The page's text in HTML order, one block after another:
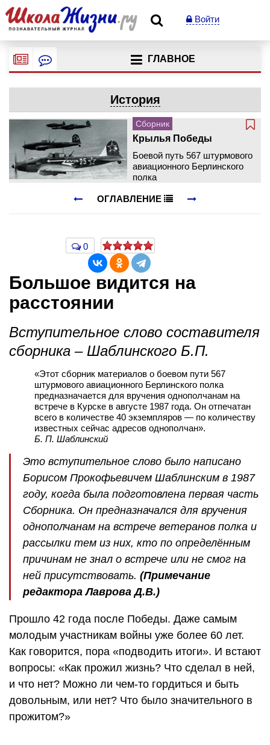
Войти
ГЛАВНОЕ
История
Сборник
Крылья Победы
Боевой путь 567 штурмового
авиационного Берлинского
полка
ОГЛАВЛЕНИЕ
0
Большое видится на
расстоянии
Вступительное слово составителя
сборника – Шаблинского Б.П.
«Этот сборник материалов о боевом пути 567
штурмового авиационного Берлинского полка
предназначается для вручения однополчанам на
встрече в Курске в августе 1987 года. Он отпечатан
всего в количестве 40 экземпляров — по количеству
известных сейчас адресов однополчан».
Б. П. Шаблинский
Это вступительное слово было написано
Борисом Прокофьевичем Шаблинским в 1987
году, когда была подготовлена первая часть
Сборника. Он предназначался для вручения
однополчанам на встрече ветеранов полка и
рассылки тем из них, кто по определённым
причинам не знал о встрече или не смог на
ней присутствовать. (Примечание
редактора Лаврова Д.В.)
Прошло 42 года после Победы. Даже самым
молодым участникам войны уже более 60 лет.
Как говорится, пора «подводить итоги». И встают
вопросы: «Как прожил жизнь? Что сделал в ней,
и что нет? Можно ли чем-то гордиться и быть
довольным, или нет? Что было значительного в
прожитом?»